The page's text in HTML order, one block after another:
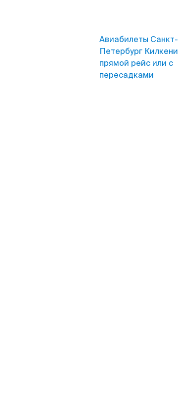
Авиабилеты Санкт-
Петербург Килкени
прямой рейс или с
пересадками